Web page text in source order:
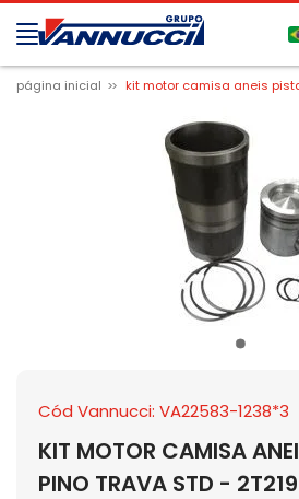
página inicial kit motor camisa aneis
Cód Vannucci: VA22583-1238*3
KIT MOTOR CAMISA
PINO TRAVA STD -